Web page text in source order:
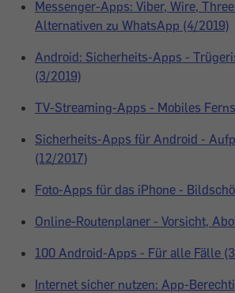
Messenger-Apps: Viber, Wire,
Alternativen zu WhatsApp (4/2019)
Android: Sicherheits-Apps -
(3/2019)
TV-Streaming-Apps - Mobiles
Sicherheits-Apps für Android -
(12/2017)
Foto-Apps für das iPhone -
Online-Routenplaner - Vorsicht,
100 Android-Apps - Für alle Fälle
Internet sicher nutzen: App-